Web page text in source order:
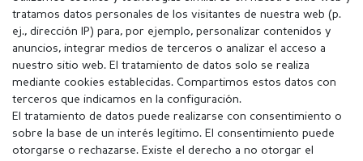
tratamos datos personales de los visitantes de nuestra web (p.
ej., dirección IP) para, por ejemplo, personalizar contenidos y
anuncios, integrar medios de terceros o analizar el acceso a
nuestro sitio web. El tratamiento de datos solo se realiza
mediante cookies establecidas. Compartimos estos datos con
terceros que indicamos en la configuración.
El tratamiento de datos puede realizarse con consentimiento o
sobre la base de un interés legítimo. El consentimiento puede
otorgarse o rechazarse. Existe el derecho a no otorgar el